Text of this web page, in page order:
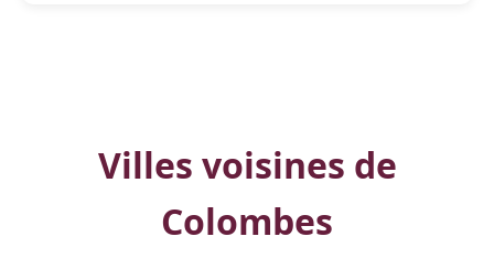
Villes voisines de
Colombes